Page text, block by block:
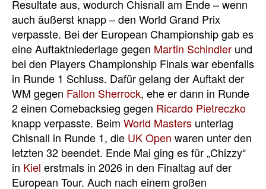
Resultate aus, wodurch Chisnall am Ende – wenn
auch äußerst knapp – den World Grand Prix
verpasste. Bei der European Championship gab es
eine Auftaktniederlage gegen Martin Schindler und
bei den Players Championship Finals war ebenfalls
in Runde 1 Schluss. Dafür gelang der Auftakt der
WM gegen Fallon Sherrock, ehe er dann in Runde
2 einen Comebacksieg gegen Ricardo Pietreczko
knapp verpasste. Beim World Masters unterlag
Chisnall in Runde 1, die UK Open waren unter den
letzten 32 beendet. Ende Mai ging es für „Chizzy“
in Kiel erstmals in 2026 in den Finaltag auf der
European Tour. Auch nach einem großen